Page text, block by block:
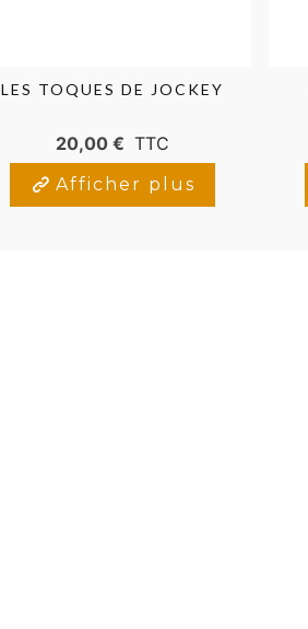
LES TOQUES DE JOCKEY
20,00 € TTC
Afficher plus